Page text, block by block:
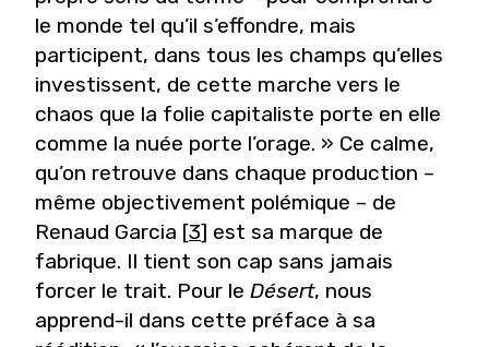
le monde tel qu’il s’effondre, mais
participent, dans tous les champs qu’elles
investissent, de cette marche vers le
chaos que la folie capitaliste porte en elle
comme la nuée porte l’orage. » Ce calme,
qu’on retrouve dans chaque production –
même objectivement polémique – de
Renaud Garcia [3] est sa marque de
fabrique. Il tient son cap sans jamais
forcer le trait. Pour le Désert, nous
apprend-il dans cette préface à sa